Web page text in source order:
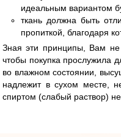
идеальным вариантом
ткань должна быть
пропиткой, благодаря
Зная эти принципы, Вам не
чтобы покупка прослужила
во влажном состоянии,
надлежит в сухом месте,
спиртом (слабый раствор)